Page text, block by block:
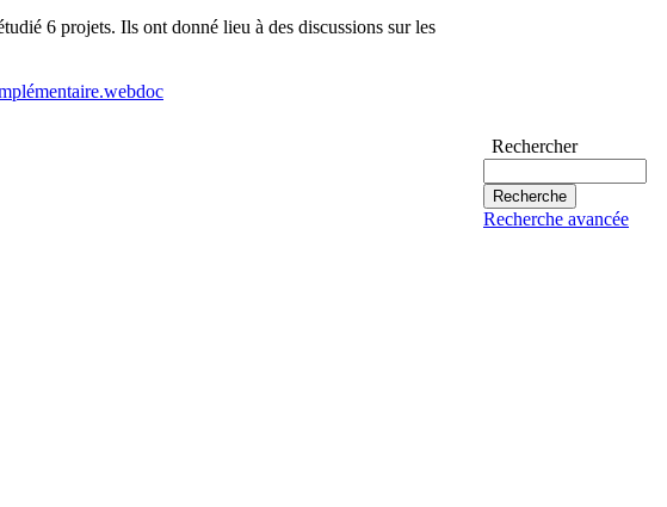
6 projets. Ils ont donné lieu à des discussions sur les
Rechercher
Recherche avancée